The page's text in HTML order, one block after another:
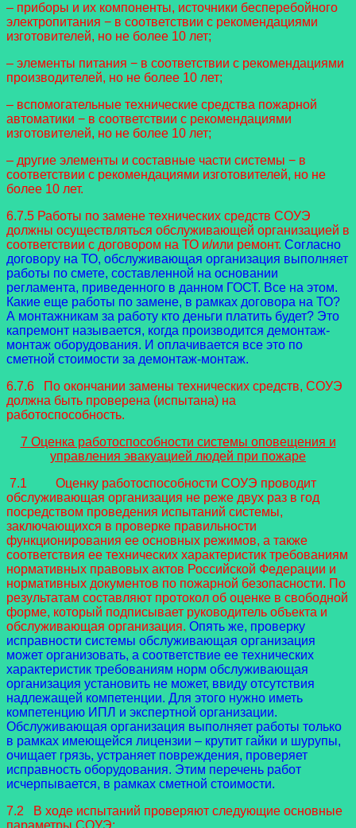
– приборы и их компоненты, источники бесперебойного
электропитания − в соответствии с рекомендациями
изготовителей, но не более 10 лет;
– элементы питания − в соответствии с рекомендациями
производителей, но не более 10 лет;
– вспомогательные технические средства пожарной
автоматики − в соответствии с рекомендациями
изготовителей, но не более 10 лет;
– другие элементы и составные части системы − в
соответствии с рекомендациями изготовителей, но не
более 10 лет.
6.7.5 Работы по замене технических средств СОУЭ
должны осуществляться обслуживающей организацией в
соответствии с договором на ТО и/или ремонт. Согласно
договору на ТО, обслуживающая организация выполняет
работы по смете, составленной на основании
регламента, приведенного в данном ГОСТ. Все на этом.
Какие еще работы по замене, в рамках договора на ТО?
А монтажникам за работу кто деньги платить будет? Это
капремонт называется, когда производится демонтаж-
монтаж оборудования. И оплачивается все это по
сметной стоимости за демонтаж-монтаж.
6.7.6 По окончании замены технических средств, СОУЭ
должна быть проверена (испытана) на
работоспособность.
7 Оценка работоспособности системы оповещения и
управления эвакуацией людей при пожаре
7.1 Оценку работоспособности СОУЭ проводит
обслуживающая организация не реже двух раз в год
посредством проведения испытаний системы,
заключающихся в проверке правильности
функционирования ее основных режимов, а также
соответствия ее технических характеристик требованиям
нормативных правовых актов Российской Федерации и
нормативных документов по пожарной безопасности. По
результатам составляют протокол об оценке в свободной
форме, который подписывает руководитель объекта и
обслуживающая организация. Опять же, проверку
исправности системы обслуживающая организация
может организовать, а соответствие ее технических
характеристик требованиям норм обслуживающая
организация установить не может, ввиду отсутствия
надлежащей компетенции. Для этого нужно иметь
компетенцию ИПЛ и экспертной организации.
Обслуживающая организация выполняет работы только
в рамках имеющейся лицензии – крутит гайки и шурупы,
очищает грязь, устраняет повреждения, проверяет
исправность оборудования. Этим перечень работ
исчерпывается, в рамках сметной стоимости.
7.2 В ходе испытаний проверяют следующие основные